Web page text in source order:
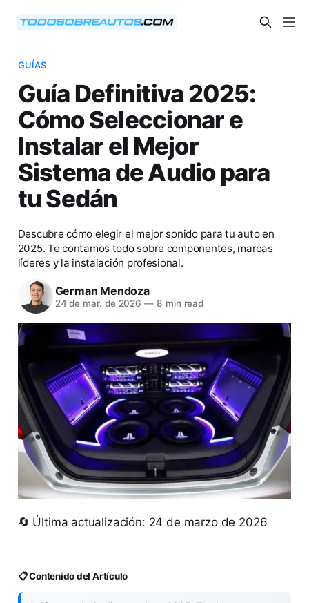
GUÍAS
Guía Definitiva 2025:
Cómo Seleccionar e
Instalar el Mejor
Sistema de Audio para
tu Sedán
Descubre cómo elegir el mejor sonido para tu auto en
2025. Te contamos todo sobre componentes, marcas
líderes y la instalación profesional.
German Mendoza
24 de mar. de 2026 — 8 min read
🔄 Última actualización: 24 de marzo de 2026
📋 Contenido del Artículo